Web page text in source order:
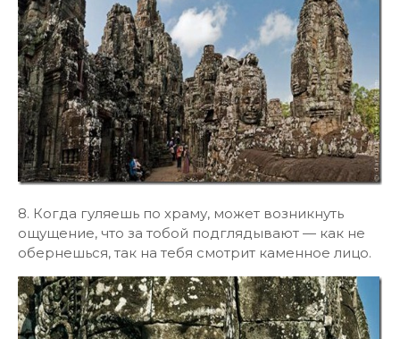
8. Когда гуляешь по храму, может возникнуть
ощущение, что за тобой подглядывают — как не
обернешься, так на тебя смотрит каменное лицо.